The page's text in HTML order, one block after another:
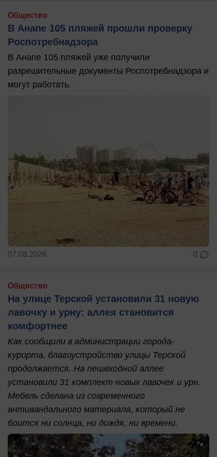
Общество
В Анапе 105 пляжей прошли проверку
Роспотребнадзора
В Анапе 105 пляжей уже получили
разрешительные документы Роспотребнадзора и
могут работать.
07.08.2026 0
Общество
На улице Терской установили 31 новую
лавочку и урну: аллея становится
комфортнее
Как сообщили в администрации города-
курорта, благоустройство улицы Терской
продолжается. На пешеходной аллее
установили 31 комплект новых лавочек и урн.
Мебель сделана из современного
антивандального материала, который не
боится ни солнца, ни дождя, ни времени.